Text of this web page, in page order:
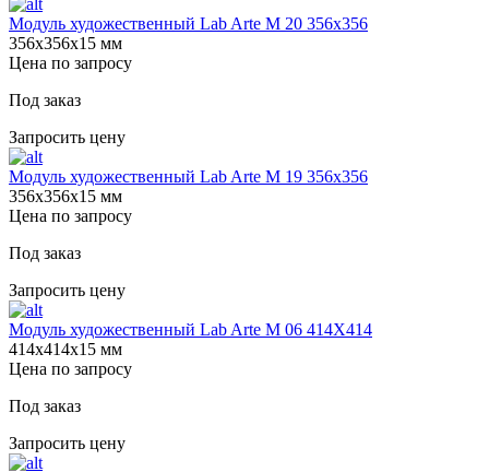
Модуль художественный Lab Arte М 20 356х356
356х356х15 мм
Цена по запросу
Под заказ
Запросить цену
Модуль художественный Lab Arte М 19 356х356
356х356х15 мм
Цена по запросу
Под заказ
Запросить цену
Модуль художественный Lab Arte М 06 414Х414
414х414х15 мм
Цена по запросу
Под заказ
Запросить цену